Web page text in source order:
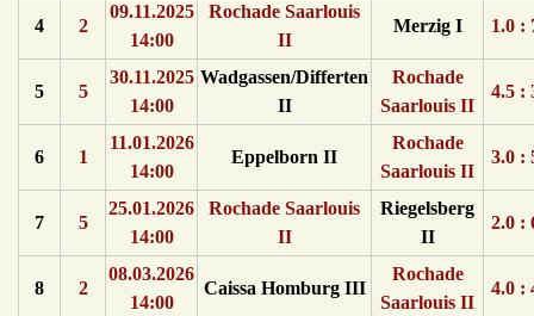
4 2
09.11.2025
14:00
Rochade Saarlouis
II
Merzig I 1.0 :
5 5
30.11.2025
14:00
Wadgassen/Differten
II
Rochade
Saarlouis II
4.5 :
6 1
11.01.2026
14:00
Eppelborn II
Rochade
Saarlouis II
3.0 :
7 5
25.01.2026
14:00
Rochade Saarlouis
II
Riegelsberg
II
2.0 :
8 2
08.03.2026
14:00
Caissa Homburg III
Rochade
Saarlouis II
4.0 :